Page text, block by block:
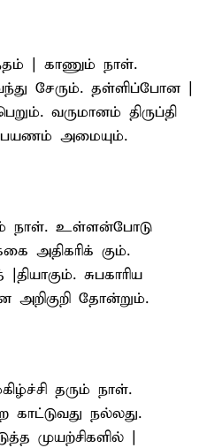
| காணும் நாள்.
சேரும். தள்ளிப்போன |
வருமானம் திருப்தி
பயணம் அமையும்.
நாள். உள்ளன்போடு
அதிகரிக் கும்.
சுபகாரிய
அறிகுறி தோன்றும்.
தரும் நாள்.
நல்லது.
முயற்சிகளில் |